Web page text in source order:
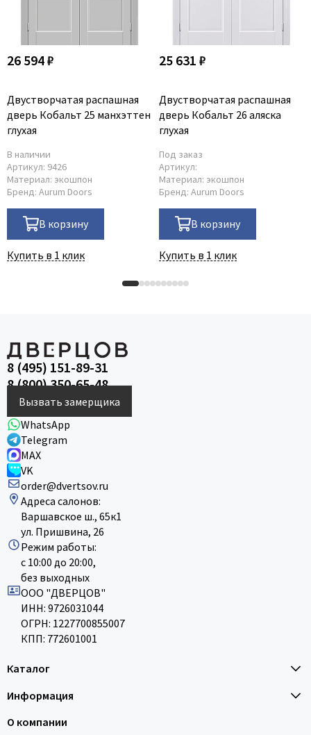
26 594 ₽
Двустворчатая распашная
дверь Кобальт 25 манхэттен
глухая
В наличии
Артикул: 9426
Материал: экошпон
Бренд: Aurum Doors
В корзину
Купить в 1 клик
25 631 ₽
Двустворчатая распашная
дверь Кобальт 26 аляска
глухая
Под заказ
Артикул:
Материал: экошпон
Бренд: Aurum Doors
В корзину
Купить в 1 клик
8 (495) 151-89-31
8 (800) 350-65-48
Вызвать замерщика
WhatsApp
Telegram
MAX
VK
order@dvertsov.ru
Адреса салонов:
Варшавское ш., 65к1
ул. Пришвина, 26
Режим работы:
с 10:00 до 20:00,
без выходных
ООО "ДВЕРЦОВ"
ИНН: 9726031044
ОГРН: 1227700855007
КПП: 772601001
Каталог
Информация
О компании